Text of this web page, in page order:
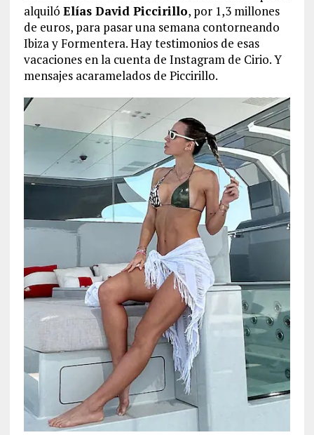
alquiló Elías David Piccirillo, por 1,3 millones
de euros, para pasar una semana contorneando
Ibiza y Formentera. Hay testimonios de esas
vacaciones en la cuenta de Instagram de Cirio. Y
mensajes acaramelados de Piccirillo.